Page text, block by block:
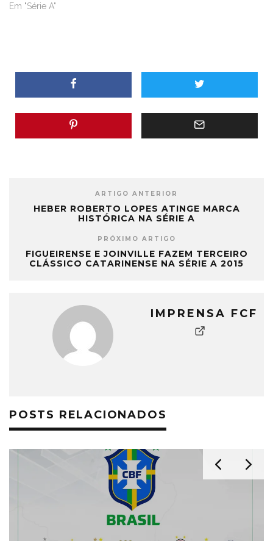
Em "Série A"
ARTIGO ANTERIOR
HEBER ROBERTO LOPES ATINGE MARCA
HISTÓRICA NA SÉRIE A
PRÓXIMO ARTIGO
FIGUEIRENSE E JOINVILLE FAZEM TERCEIRO
CLÁSSICO CATARINENSE NA SÉRIE A 2015
IMPRENSA FCF
POSTS RELACIONADOS